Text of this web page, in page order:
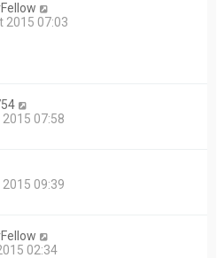
2015 07:03
07:58
09:39
02:34